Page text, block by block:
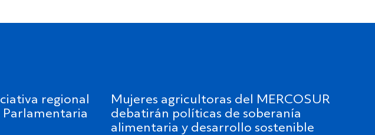
regional
Mujeres agricultoras del MERCOSUR
debatirán políticas de soberanía
alimentaria y desarrollo sostenible